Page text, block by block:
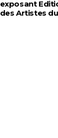
exposant
des Artistes